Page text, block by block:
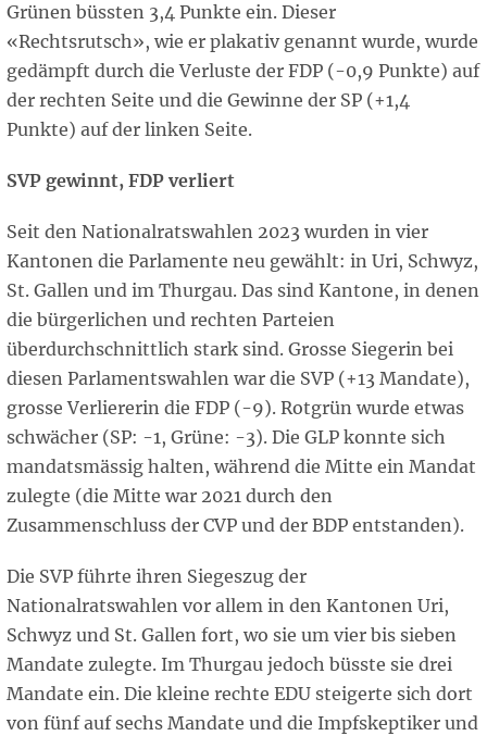
Grünen büssten 3,4 Punkte ein. Dieser
«Rechtsrutsch», wie er plakativ genannt wurde, wurde
gedämpft durch die Verluste der FDP (-0,9 Punkte) auf
der rechten Seite und die Gewinne der SP (+1,4
Punkte) auf der linken Seite.
SVP gewinnt, FDP verliert
Seit den Nationalratswahlen 2023 wurden in vier
Kantonen die Parlamente neu gewählt: in Uri, Schwyz,
St. Gallen und im Thurgau. Das sind Kantone, in denen
die bürgerlichen und rechten Parteien
überdurchschnittlich stark sind. Grosse Siegerin bei
diesen Parlamentswahlen war die SVP (+13 Mandate),
grosse Verliererin die FDP (-9). Rotgrün wurde etwas
schwächer (SP: -1, Grüne: -3). Die GLP konnte sich
mandatsmässig halten, während die Mitte ein Mandat
zulegte (die Mitte war 2021 durch den
Zusammenschluss der CVP und der BDP entstanden).
Die SVP führte ihren Siegeszug der
Nationalratswahlen vor allem in den Kantonen Uri,
Schwyz und St. Gallen fort, wo sie um vier bis sieben
Mandate zulegte. Im Thurgau jedoch büsste sie drei
Mandate ein. Die kleine rechte EDU steigerte sich dort
von fünf auf sechs Mandate und die Impfskeptiker und